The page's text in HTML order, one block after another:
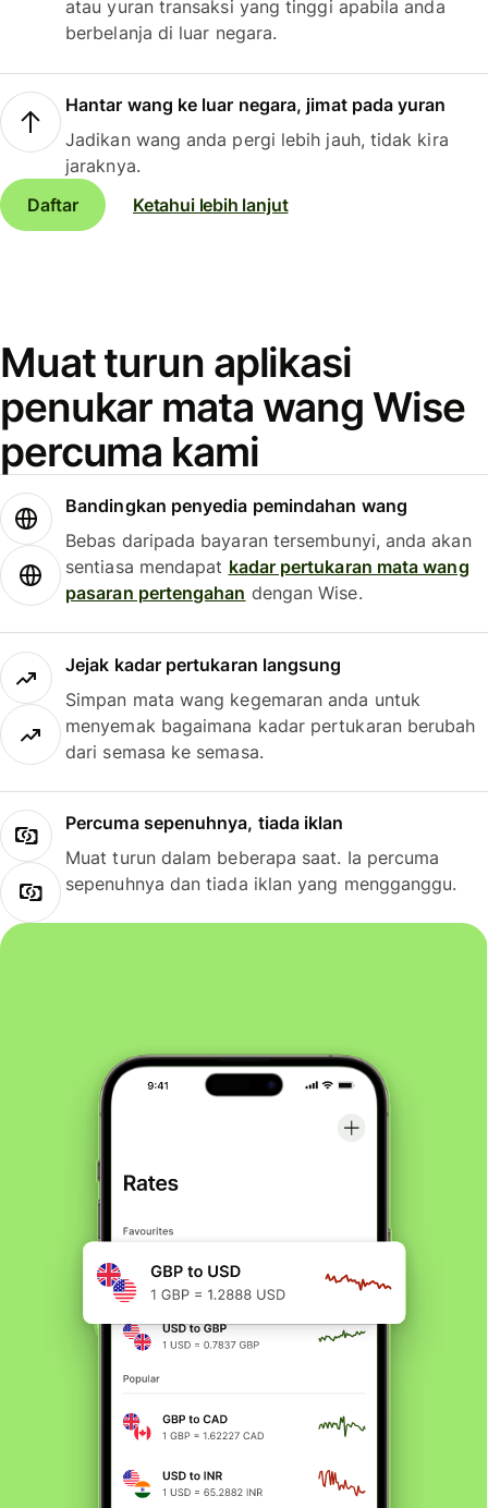
atau yuran transaksi yang tinggi apabila anda
berbelanja di luar negara.
Hantar wang ke luar negara, jimat pada yuran
Jadikan wang anda pergi lebih jauh, tidak kira
jaraknya.
Daftar
Ketahui lebih lanjut
Muat turun aplikasi
penukar mata wang Wise
percuma kami
Bandingkan penyedia pemindahan wang
Bebas daripada bayaran tersembunyi, anda akan
sentiasa mendapat kadar pertukaran mata wang
pasaran pertengahan dengan Wise.
Jejak kadar pertukaran langsung
Simpan mata wang kegemaran anda untuk
menyemak bagaimana kadar pertukaran berubah
dari semasa ke semasa.
Percuma sepenuhnya, tiada iklan
Muat turun dalam beberapa saat. Ia percuma
sepenuhnya dan tiada iklan yang mengganggu.